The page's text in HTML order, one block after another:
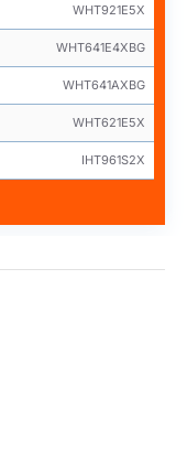
WHT921E5X
WHT641E4XBG
WHT641AXBG
WHT621E5X
IHT961S2X